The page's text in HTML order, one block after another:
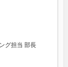
グ担当 部長